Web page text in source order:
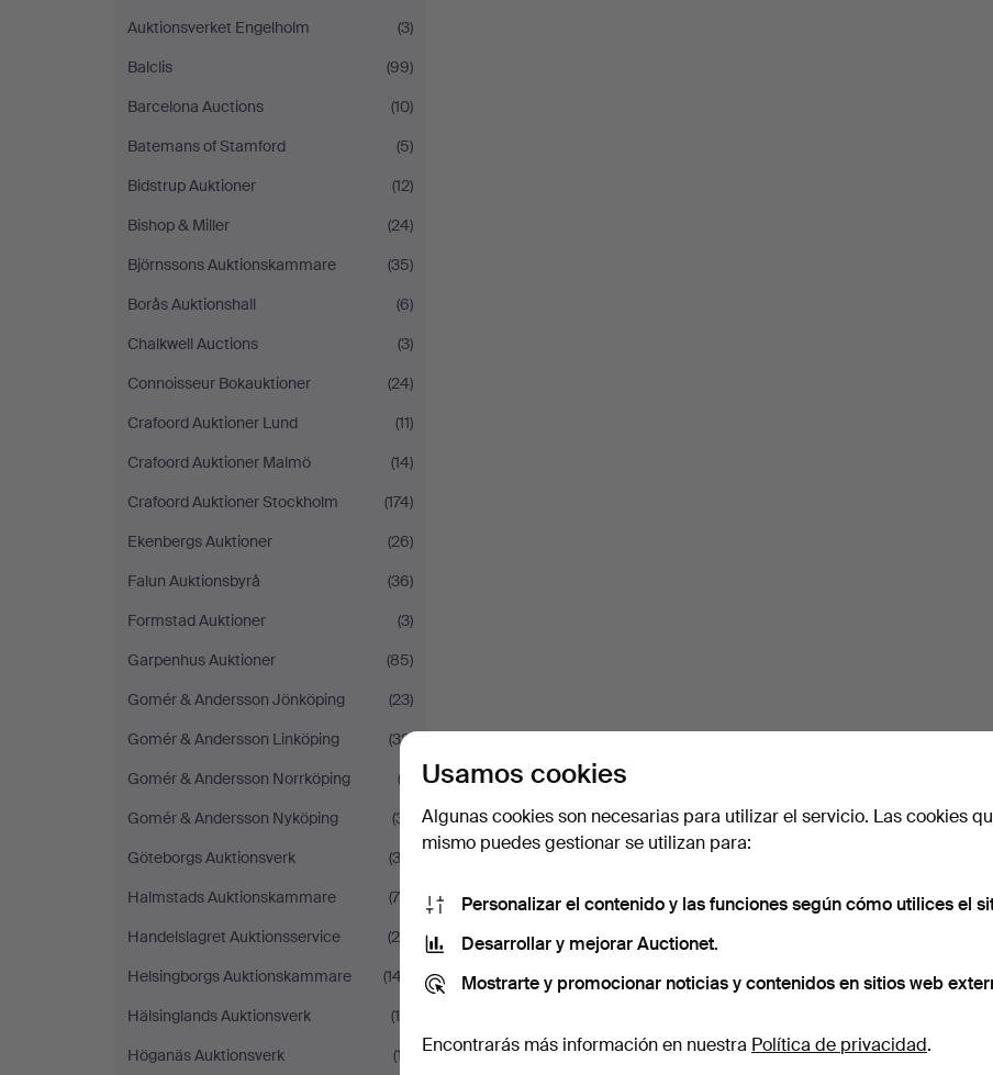
Auktionsverket Engelholm
(3)
Balclis
(99)
Barcelona Auctions
(10)
Batemans of Stamford
(5)
Bidstrup Auktioner
(12)
Bishop & Miller
(24)
Björnssons Auktionskammare
(35)
Borås Auktionshall
(6)
Chalkwell Auctions
(3)
Connoisseur Bokauktioner
(24)
Crafoord Auktioner Lund
(11)
Crafoord Auktioner Malmö
(14)
Crafoord Auktioner Stockholm
(174)
Ekenbergs Auktioner
(26)
Falun Auktionsbyrå
(36)
Formstad Auktioner
(3)
Garpenhus Auktioner
(85)
Gomér & Andersson Jönköping
(23)
Gomér & Andersson Linköping
(32)
Gomér & Andersson Norrköping
(3)
Gomér & Andersson Nyköping
(31)
Göteborgs Auktionsverk
(33)
Halmstads Auktionskammare
(70)
Handelslagret Auktionsservice
(25)
Helsingborgs Auktionskammare
(147)
Hälsinglands Auktionsverk
(15)
Höganäs Auktionsverk
(17)
Usamos cookies
Algunas cookies son necesarias para utilizar el servicio. Las cookies
mismo puedes gestionar se utilizan para:
Personalizar el contenido y las funciones según cómo utilices el
Desarrollar y mejorar Auctionet.
Mostrarte y promocionar noticias y contenidos en sitios web
Encontrarás más información en nuestra Política de privacidad.